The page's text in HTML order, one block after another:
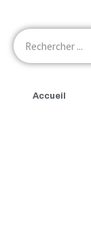
Accueil